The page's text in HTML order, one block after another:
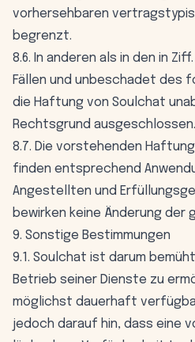
vorhersehbaren
begrenzt.
8.6. In anderen als in den in
Fällen und unbeschadet des
die Haftung von Soulchat
Rechtsgrund ausgeschlossen.
8.7. Die vorstehenden
finden entsprechend
Angestellten und
bewirken keine Änderung der
9. Sonstige Bestimmungen
9.1. Soulchat ist darum
Betrieb seiner Dienste zu
möglichst dauerhaft
jedoch darauf hin, dass eine